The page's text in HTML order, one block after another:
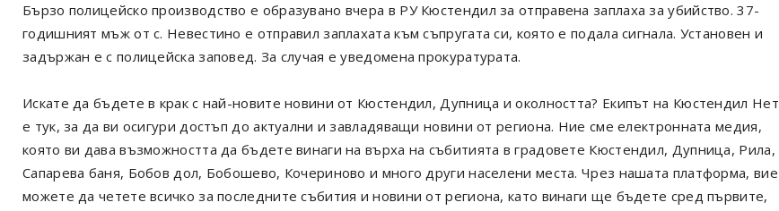
Бързо полицейско производство е образувано вчера в РУ Кюстендил за отправена заплаха за убийство. 37-
годишният мъж от с. Невестино е отправил заплахата към съпругата си, която е подала сигнала. Установен и
задържан е с полицейска заповед. За случая е уведомена прокуратурата.
Искате да бъдете в крак с най-новите новини от Кюстендил, Дупница и околността? Екипът на Кюстендил Нет
е тук, за да ви осигури достъп до актуални и завладяващи новини от региона. Ние сме електронната медия,
която ви дава възможността да бъдете винаги на върха на събитията в градовете Кюстендил, Дупница, Рила,
Сапарева баня, Бобов дол, Бобошево, Кочериново и много други населени места. Чрез нашата платформа, вие
можете да четете всичко за последните събития и новини от региона, като винаги ще бъдете сред първите,